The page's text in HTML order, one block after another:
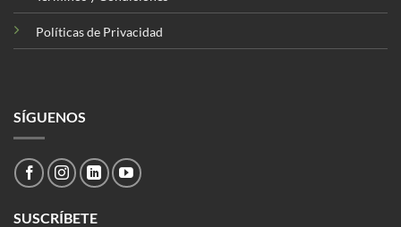
Políticas de Privacidad
SÍGUENOS
SUSCRÍBETE